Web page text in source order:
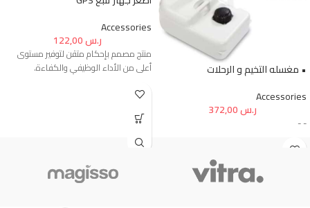
• مغسله التخيم و الرحلات
Accessories
ر.س
- -
Accessories
ر.س
منتج مصمم بإحكام متقن لتوفير مستوى
أعلى من الأداء الوظيفي والكفاءة.